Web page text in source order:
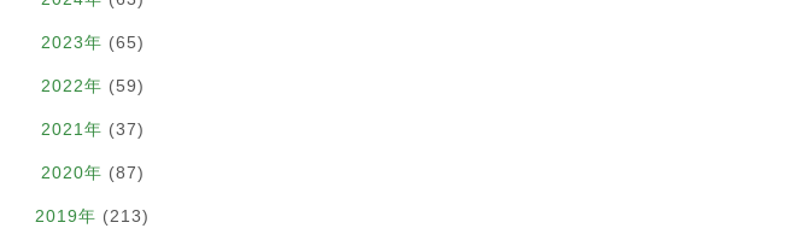
2023年 (65)
2022年 (59)
2021年 (37)
2020年 (87)
2019年 (213)